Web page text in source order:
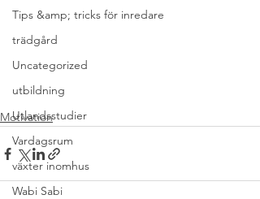
Tips &amp; tricks för inredare
trädgård
Uncategorized
utbildning
Utlandsstudier
Vardagsrum
växter inomhus
Wabi Sabi
Motivation